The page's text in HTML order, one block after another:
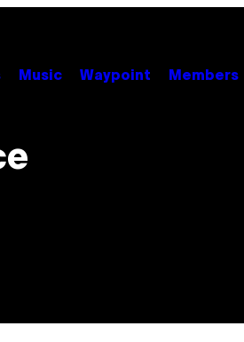
Music Waypoint Members